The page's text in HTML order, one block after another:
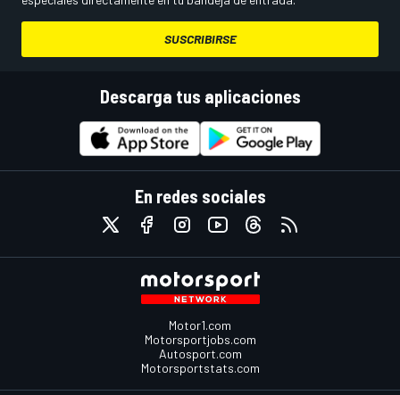
SUSCRIBIRSE
Descarga tus aplicaciones
En redes sociales
Motor1.com
Motorsportjobs.com
Autosport.com
Motorsportstats.com